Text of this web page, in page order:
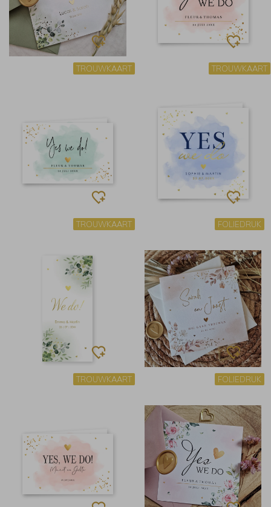
TROUWKAART TROUWKAART
TROUWKAART FOLIEDRUK
TROUWKAART FOLIEDRUK